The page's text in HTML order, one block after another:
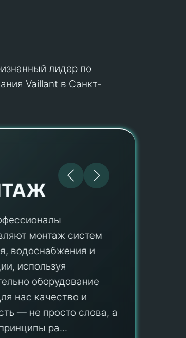
лидер по
Vaillant в Санкт-
монтаж систем
водоснабжения и
используя
оборудование
нас качество и
— не просто слова, а
ра...